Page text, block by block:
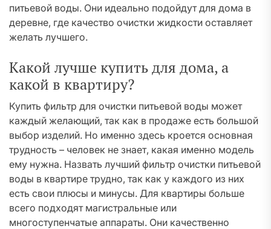
питьевой воды. Они идеально подойдут для дома в
деревне, где качество очистки жидкости оставляет
желать лучшего.
Какой лучше купить для дома, а
какой в квартиру?
Купить фильтр для очистки питьевой воды может
каждый желающий, так как в продаже есть большой
выбор изделий. Но именно здесь кроется основная
трудность – человек не знает, какая именно модель
ему нужна. Назвать лучший фильтр очистки питьевой
воды в квартире трудно, так как у каждого из них
есть свои плюсы и минусы. Для квартиры больше
всего подходят магистральные или
многоступенчатые аппараты. Они качественно